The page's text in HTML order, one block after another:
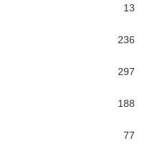
13
236
297
188
77